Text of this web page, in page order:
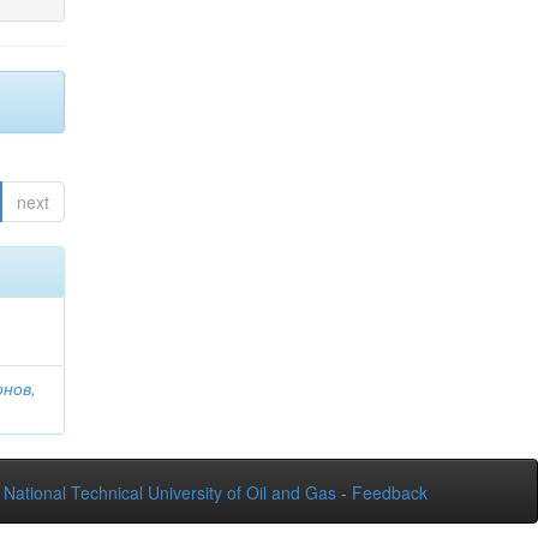
next
Technical University of Oil and Gas- Feedback